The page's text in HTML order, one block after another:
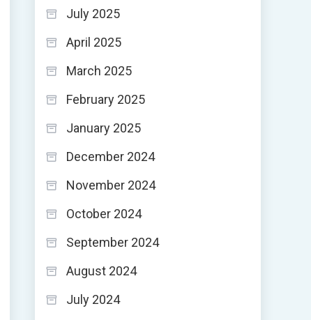
July 2025
April 2025
March 2025
February 2025
January 2025
December 2024
November 2024
October 2024
September 2024
August 2024
July 2024